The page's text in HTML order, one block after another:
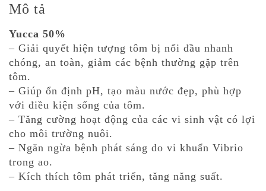
Mô tả
Yucca 50%
– Giải quyết hiện tượng tôm bị nổi đầu nhanh
chóng, an toàn, giảm các bệnh thường gặp trên
tôm.
– Giúp ổn định pH, tạo màu nước đẹp, phù hợp
với điều kiện sống của tôm.
– Tăng cường hoạt động của các vi sinh vật có lợi
cho môi trường nuôi.
– Ngăn ngừa bệnh phát sáng do vi khuẩn Vibrio
trong ao.
– Kích thích tôm phát triển, tăng năng suất.